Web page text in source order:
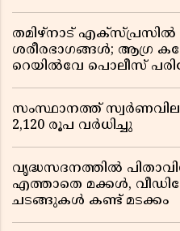
തമിഴ്‌നാട് എക്സ്പ്രസിൽ
ശരീരഭാഗങ്ങൾ; ആഗ്ര
റെയിൽവേ പൊലീസ്
സംസ്ഥാനത്ത്
2,120 രൂപ വര്‍ധിച്ചു
വൃദ്ധസദനത്തിൽ
എത്താതെ മക്കൾ,
ചടങ്ങുകൾ കണ്ട് മടക്കം